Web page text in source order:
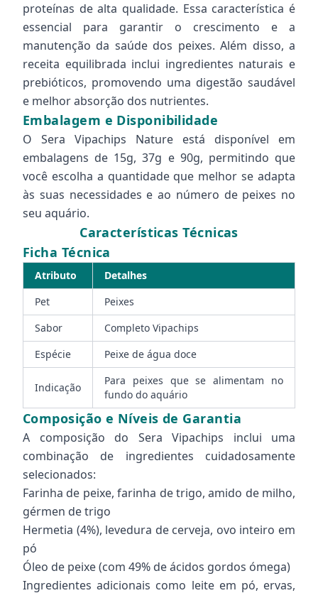
proteínas de alta qualidade. Essa característica é
essencial para garantir o crescimento e a
manutenção da saúde dos peixes. Além disso, a
receita equilibrada inclui ingredientes naturais e
prebióticos, promovendo uma digestão saudável
e melhor absorção dos nutrientes.
Embalagem e Disponibilidade
O Sera Vipachips Nature está disponível em
embalagens de 15g, 37g e 90g, permitindo que
você escolha a quantidade que melhor se adapta
às suas necessidades e ao número de peixes no
seu aquário.
Características Técnicas
Ficha Técnica
Atributo
Detalhes
Pet
Peixes
Sabor
Completo Vipachips
Espécie
Peixe de água doce
Indicação
Para peixes que se alimentam no
fundo do aquário
Composição e Níveis de Garantia
A composição do Sera Vipachips inclui uma
combinação de ingredientes cuidadosamente
selecionados:
Farinha de peixe, farinha de trigo, amido de milho,
gérmen de trigo
Hermetia (4%), levedura de cerveja, ovo inteiro em
pó
Óleo de peixe (com 49% de ácidos gordos ómega)
Ingredientes adicionais como leite em pó, ervas,